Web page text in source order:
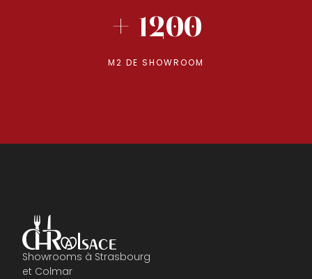
+ 1200
M2 DE SHOWROOM
Showrooms à Strasbourg
et Colmar